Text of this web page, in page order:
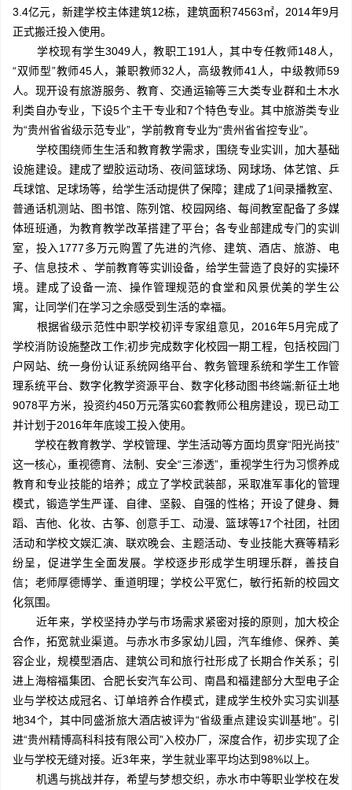
3.4亿元，新建学校主体建筑12栋，建筑面积74563㎡，2014年9月
正式搬迁投入使用。
学校现有学生3049人，教职工191人，其中专任教师148人，
“双师型”教师45人，兼职教师32人，高级教师41人，中级教师59
人。现开设有旅游服务、教育、交通运输等三大类专业群和土木水
利类自办专业，下设5个主干专业和7个特色专业。其中旅游类专业
为“贵州省省级示范专业”，学前教育专业为“贵州省省控专业”。
学校围绕师生生活和教育教学需求，围绕专业实训，加大基础
设施建设。建成了塑胶运动场、夜间篮球场、网球场、体艺馆、乒
乓球馆、足球场等，给学生活动提供了保障；建成了1间录播教室、
普通话机测站、图书馆、陈列馆、校园网络、每间教室配备了多媒
体班班通，为教育教学改革搭建了平台；各专业部建成专门的实训
室，投入1777多万元购置了先进的汽修、建筑、酒店、旅游、电
子、信息技术 、学前教育等实训设备，给学生营造了良好的实操环
境。建成了设备一流、操作管理规范的食堂和风景优美的学生公
寓，让同学们在学习之余感受到生活的幸福。
根据省级示范性中职学校初评专家组意见，2016年5月完成了
学校消防设施整改工作;初步完成数字化校园一期工程，包括校园门
户网站、统一身份认证系统网络平台、教务管理系统和学生工作管
理系统平台、数字化教学资源平台、数字化移动图书终端;新征土地
9078平方米，投资约450万元落实60套教师公租房建设，现已动工
并计划于2016年年底竣工投入使用。
学校在教育教学、学校管理、学生活动等方面均贯穿“阳光尚技”
这一核心，重视德育、法制、安全“三渗透”，重视学生行为习惯养成
教育和专业技能的培养；成立了学校武装部，采取准军事化的管理
模式，锻造学生严谨、自律、坚毅、自强的性格；开设了健身、舞
蹈、吉他、化妆、古筝、创意手工、动漫、篮球等17个社团，社团
活动和学校文娱汇演、联欢晚会、主题活动、专业技能大赛等精彩
纷呈，促进学生全面发展。学校逐步形成学生明理乐群，善技自
信；老师厚德博学、重道明理；学校公平宽仁，敏行拓新的校园文
化氛围。
近年来，学校坚持办学与市场需求紧密对接的原则，加大校企
合作，拓宽就业渠道。与赤水市多家幼儿园，汽车维修、保养、美
容企业，规模型酒店、建筑公司和旅行社形成了长期合作关系；引
进上海榕福集团、合肥长安汽车公司、南昌和福建部分大型电子企
业与学校达成冠名、订单培养合作模式，建成学生校外实习实训基
地34个，其中同盛浙旅大酒店被评为“省级重点建设实训基地”。引
进“贵州精博高科科技有限公司”入校办厂，深度合作，初步实现了企
业与学校无缝对接。近3年来，学生就业率平均达到98%以上。
机遇与挑战并存，希望与梦想交织，赤水市中等职业学校在发